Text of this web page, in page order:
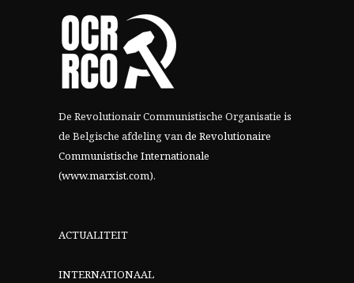
De Revolutionair Communistische Organisatie is
de Belgische afdeling vande Revolutionaire
Communistische Internationale
(www.marxist.com).
ACTUALITEIT
INTERNATIONAAL